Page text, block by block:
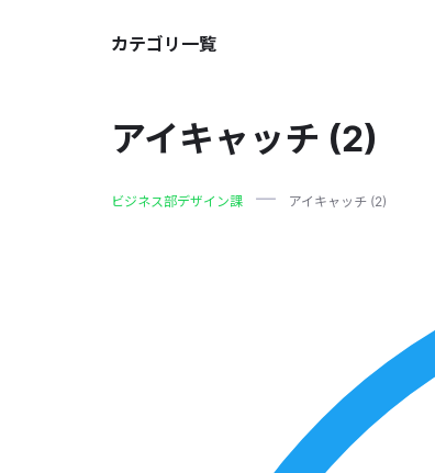
カテゴリ一覧
アイキャッチ (2)
ビジネス部デザイン課 アイキャッチ (2)